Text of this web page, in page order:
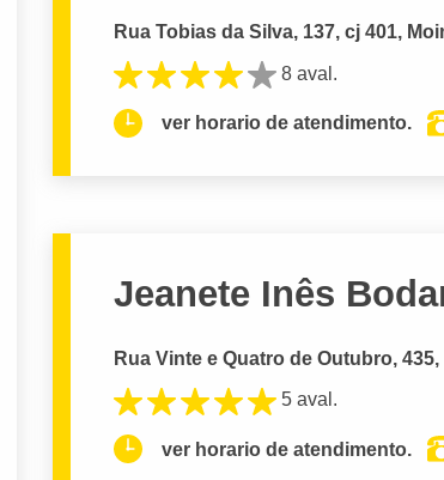
Rua Tobias da Silva, 137, cj 401,
8 aval.
ver horario de atendimento.
Jeanete Inês
Rua Vinte e Quatro de Outubro,
5 aval.
ver horario de atendimento.